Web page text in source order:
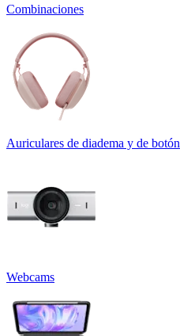
Combinaciones
Auriculares de diadema y de botón
Webcams